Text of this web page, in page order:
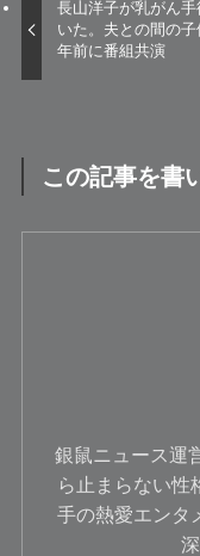
長山洋子が乳がん手
いた。夫との間の子
年前に番組共演
この記事を書
銀鼠ニュース運
ら止まらない性
手の熱愛エンタ